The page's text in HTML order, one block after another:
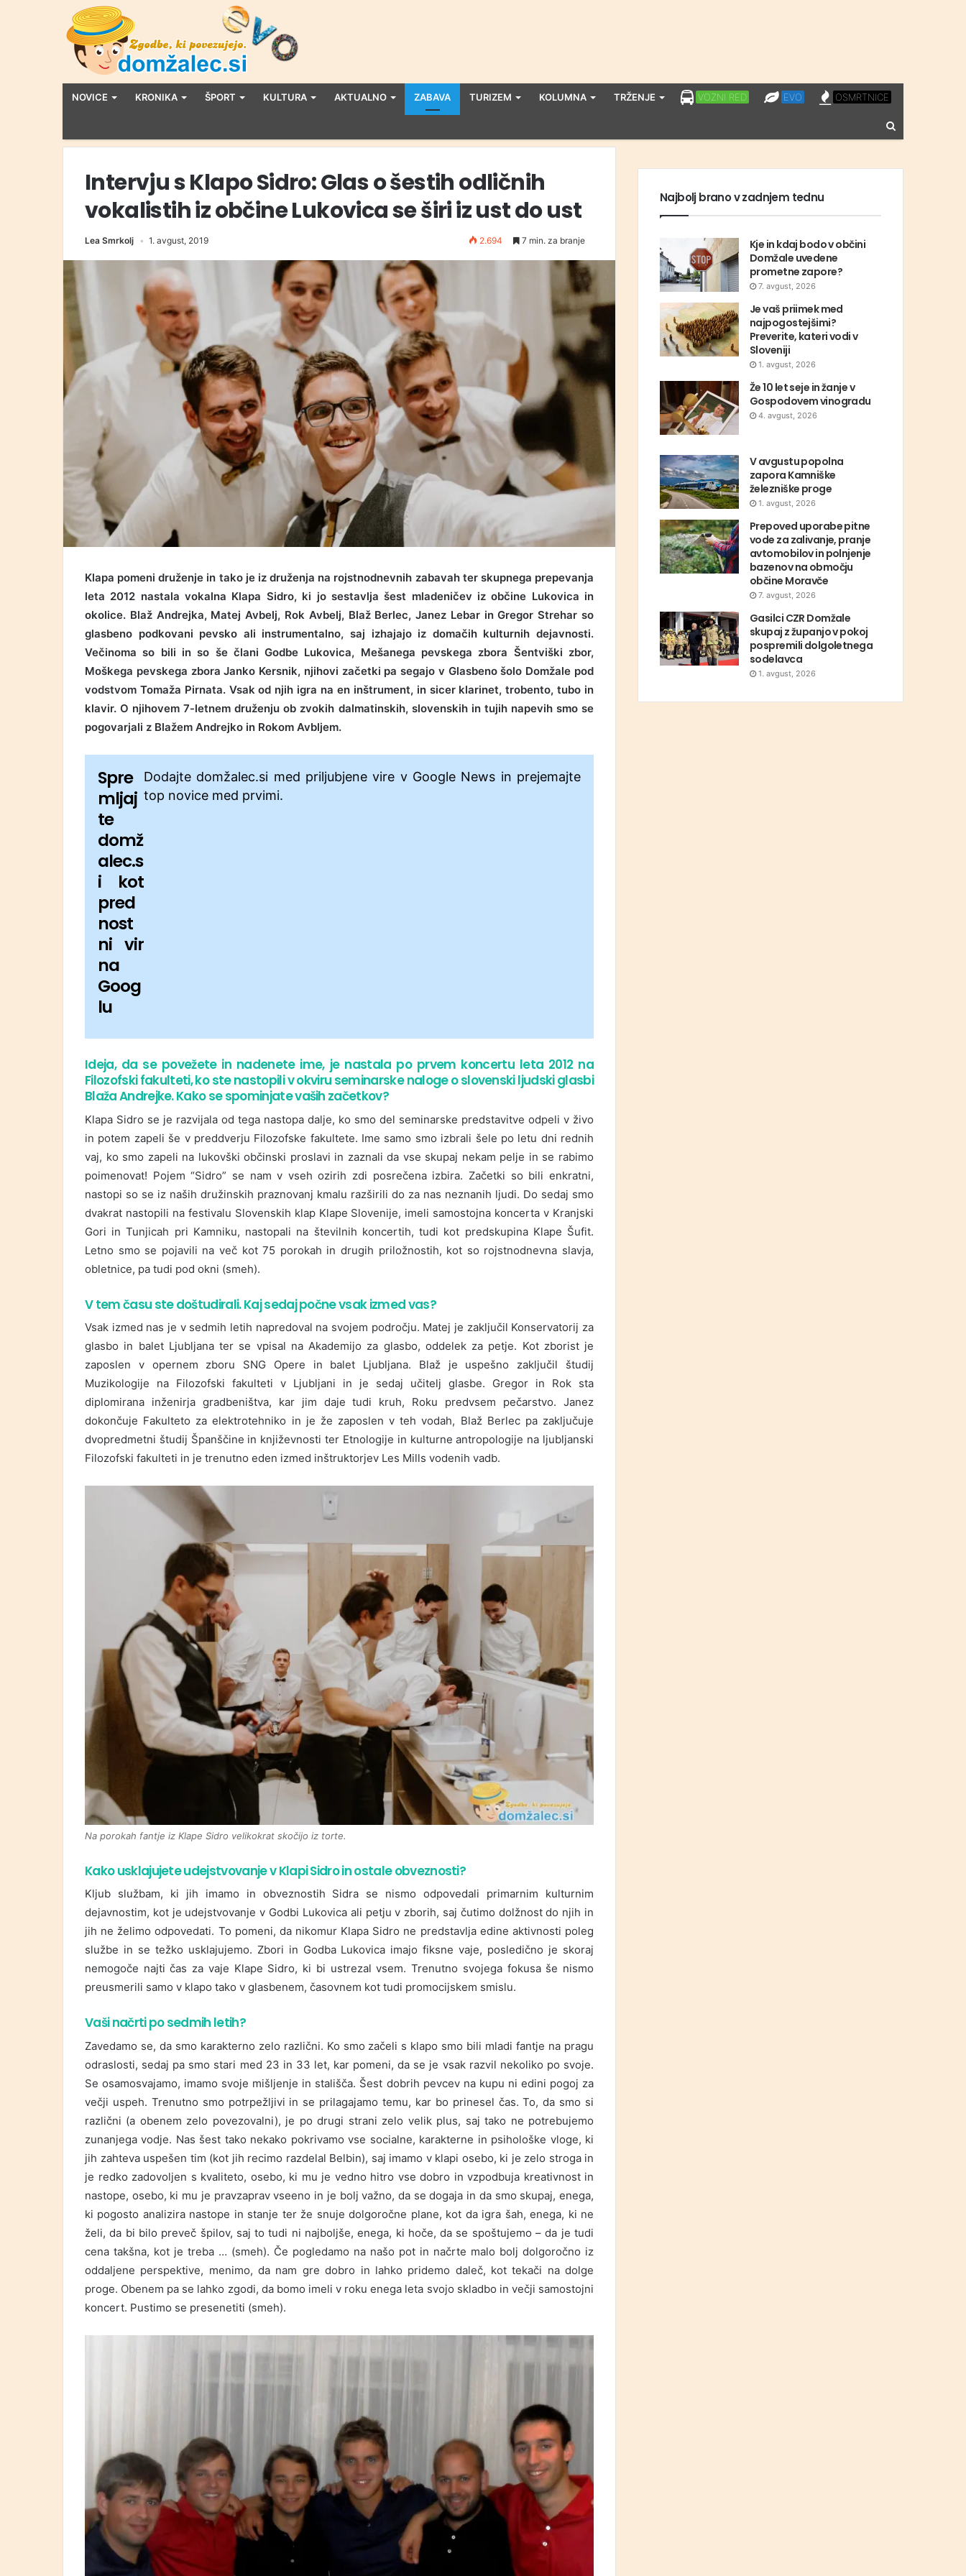
NOVICE KRONIKA ŠPORT KULTURA AKTUALNO ZABAVA TURIZEM KOLUMNA TRŽENJE LPP
VOZNI RED EVO
EVO OSMRTNICE
OSMRTNICE
Intervju s Klapo Sidro: Glas o šestih odličnih
vokalistih iz občine Lukovica se širi iz ust do ust
Lea Smrkolj 1. avgust, 2019 2.694 7 min. za branje
Klapa pomeni druženje in tako je iz druženja na rojstnodnevnih zabavah ter skupnega prepevanja
leta 2012 nastala vokalna Klapa Sidro, ki jo sestavlja šest mladeničev iz občine Lukovica in
okolice. Blaž Andrejka, Matej Avbelj, Rok Avbelj, Blaž Berlec, Janez Lebar in Gregor Strehar so
glasbeno podkovani pevsko ali instrumentalno, saj izhajajo iz domačih kulturnih dejavnosti.
Večinoma so bili in so še člani Godbe Lukovica, Mešanega pevskega zbora Šentviški zbor,
Moškega pevskega zbora Janko Kersnik, njihovi začetki pa segajo v Glasbeno šolo Domžale pod
vodstvom Tomaža Pirnata. Vsak od njih igra na en inštrument, in sicer klarinet, trobento, tubo in
klavir. O njihovem 7-letnem druženju ob zvokih dalmatinskih, slovenskih in tujih napevih smo se
pogovarjali z Blažem Andrejko in Rokom Avbljem.
Spre
mljaj
te
domž
alec.s
i kot
pred
nost
ni vir
na
Goog
lu
Dodajte domžalec.si med priljubjene vire v Google News in prejemajte
top novice med prvimi.
Ideja, da se povežete in nadenete ime, je nastala po prvem koncertu leta 2012 na
Filozofski fakulteti, ko ste nastopili v okviru seminarske naloge o slovenski ljudski glasbi
Blaža Andrejke. Kako se spominjate vaših začetkov?
Klapa Sidro se je razvijala od tega nastopa dalje, ko smo del seminarske predstavitve odpeli v živo
in potem zapeli še v preddverju Filozofske fakultete. Ime samo smo izbrali šele po letu dni rednih
vaj, ko smo zapeli na lukovški občinski proslavi in zaznali da vse skupaj nekam pelje in se rabimo
poimenovat! Pojem “Sidro” se nam v vseh ozirih zdi posrečena izbira. Začetki so bili enkratni,
nastopi so se iz naših družinskih praznovanj kmalu razširili do za nas neznanih ljudi. Do sedaj smo
dvakrat nastopili na festivalu Slovenskih klap Klape Slovenije, imeli samostojna koncerta v Kranjski
Gori in Tunjicah pri Kamniku, nastopali na številnih koncertih, tudi kot predskupina Klape Šufit.
Letno smo se pojavili na več kot 75 porokah in drugih priložnostih, kot so rojstnodnevna slavja,
obletnice, pa tudi pod okni (smeh).
V tem času ste doštudirali. Kaj sedaj počne vsak izmed vas?
Vsak izmed nas je v sedmih letih napredoval na svojem področju. Matej je zaključil Konservatorij za
glasbo in balet Ljubljana ter se vpisal na Akademijo za glasbo, oddelek za petje. Kot zborist je
zaposlen v opernem zboru SNG Opere in balet Ljubljana. Blaž je uspešno zaključil študij
Muzikologije na Filozofski fakulteti v Ljubljani in je sedaj učitelj glasbe. Gregor in Rok sta
diplomirana inženirja gradbeništva, kar jim daje tudi kruh, Roku predvsem pečarstvo. Janez
dokončuje Fakulteto za elektrotehniko in je že zaposlen v teh vodah, Blaž Berlec pa zaključuje
dvopredmetni študij Španščine in književnosti ter Etnologije in kulturne antropologije na ljubljanski
Filozofski fakulteti in je trenutno eden izmed inštruktorjev Les Mills vodenih vadb.
Na porokah fantje iz Klape Sidro velikokrat skočijo iz torte.
Kako usklajujete udejstvovanje v Klapi Sidro in ostale obveznosti?
Kljub službam, ki jih imamo in obveznostih Sidra se nismo odpovedali primarnim kulturnim
dejavnostim, kot je udejstvovanje v Godbi Lukovica ali petju v zborih, saj čutimo dolžnost do njih in
jih ne želimo odpovedati. To pomeni, da nikomur Klapa Sidro ne predstavlja edine aktivnosti poleg
službe in se težko usklajujemo. Zbori in Godba Lukovica imajo fiksne vaje, posledično je skoraj
nemogoče najti čas za vaje Klape Sidro, ki bi ustrezal vsem. Trenutno svojega fokusa še nismo
preusmerili samo v klapo tako v glasbenem, časovnem kot tudi promocijskem smislu.
Vaši načrti po sedmih letih?
Zavedamo se, da smo karakterno zelo različni. Ko smo začeli s klapo smo bili mladi fantje na pragu
odraslosti, sedaj pa smo stari med 23 in 33 let, kar pomeni, da se je vsak razvil nekoliko po svoje.
Se osamosvajamo, imamo svoje mišljenje in stališča. Šest dobrih pevcev na kupu ni edini pogoj za
večji uspeh. Trenutno smo potrpežljivi in se prilagajamo temu, kar bo prinesel čas. To, da smo si
različni (a obenem zelo povezovalni), je po drugi strani zelo velik plus, saj tako ne potrebujemo
zunanjega vodje. Nas šest tako nekako pokrivamo vse socialne, karakterne in psihološke vloge, ki
jih zahteva uspešen tim (kot jih recimo razdelal Belbin), saj imamo v klapi osebo, ki je zelo stroga in
je redko zadovoljen s kvaliteto, osebo, ki mu je vedno hitro vse dobro in vzpodbuja kreativnost in
nastope, osebo, ki mu je pravzaprav vseeno in je bolj važno, da se dogaja in da smo skupaj, enega,
ki pogosto analizira nastope in stanje ter že snuje dolgoročne plane, kot da igra šah, enega, ki ne
želi, da bi bilo preveč špilov, saj to tudi ni najboljše, enega, ki hoče, da se spoštujemo – da je tudi
cena takšna, kot je treba … (smeh). Če pogledamo na našo pot in načrte malo bolj dolgoročno iz
oddaljene perspektive, menimo, da nam gre dobro in lahko pridemo daleč, kot tekači na dolge
proge. Obenem pa se lahko zgodi, da bomo imeli v roku enega leta svojo skladbo in večji samostojni
koncert. Pustimo se presenetiti (smeh).
Najbolj brano v zadnjem tednu
Kje in kdaj bodo v občini
Domžale uvedene
prometne zapore?
7. avgust, 2026
Je vaš priimek med
najpogostejšimi?
Preverite, kateri vodi v
Sloveniji
1. avgust, 2026
Že 10 let seje in žanje v
Gospodovem vinogradu
4. avgust, 2026
V avgustu popolna
zapora Kamniške
železniške proge
1. avgust, 2026
Prepoved uporabe pitne
vode za zalivanje, pranje
avtomobilov in polnjenje
bazenov na območju
občine Moravče
7. avgust, 2026
Gasilci CZR Domžale
skupaj z županjo v pokoj
pospremili dolgoletnega
sodelavca
1. avgust, 2026